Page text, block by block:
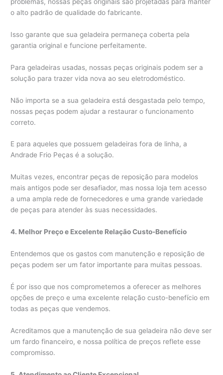
o alto padrão de qualidade do fabricante.
Isso garante que sua geladeira permaneça coberta pela
garantia original e funcione perfeitamente.
Para geladeiras usadas, nossas peças originais podem ser a
solução para trazer vida nova ao seu eletrodoméstico.
Não importa se a sua geladeira está desgastada pelo tempo,
nossas peças podem ajudar a restaurar o funcionamento
correto.
E para aqueles que possuem geladeiras fora de linha, a
Andrade Frio Peças é a solução.
Muitas vezes, encontrar peças de reposição para modelos
mais antigos pode ser desafiador, mas nossa loja tem acesso
a uma ampla rede de fornecedores e uma grande variedade
de peças para atender às suas necessidades.
4. Melhor Preço e Excelente Relação Custo-Benefício
Entendemos que os gastos com manutenção e reposição de
peças podem ser um fator importante para muitas pessoas.
É por isso que nos comprometemos a oferecer as melhores
opções de preço e uma excelente relação custo-benefício em
todas as peças que vendemos.
Acreditamos que a manutenção de sua geladeira não deve ser
um fardo financeiro, e nossa política de preços reflete esse
compromisso.